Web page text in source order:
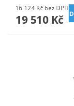
16 124 Kč bez DPH
19 510 Kč